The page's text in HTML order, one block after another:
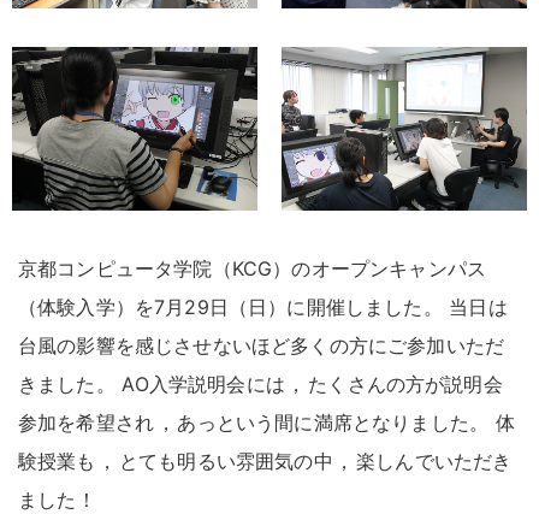
京都コンピュータ学院（KCG）のオープンキャンパス
（体験入学）を7月29日（日）に開催しました 。
当日は
台風の影響を感じさせないほど多くの方にご参加いただ
きました 。 AO入学説明会には ， たくさんの方が説明会
参加を希望され ， あっという間に満席となりました。
体
験授業も ， とても明るい雰囲気の中 ， 楽しんでいただき
ました ！